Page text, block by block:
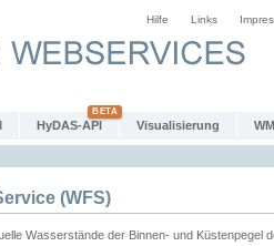
Hilfe Links
HyDAS-API Visualisierung
(WFS)
Wasserstände der Binnen- und Küstenpegel